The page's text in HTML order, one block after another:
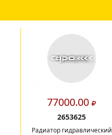
77000.00
2653625
Радиатор гидравлический